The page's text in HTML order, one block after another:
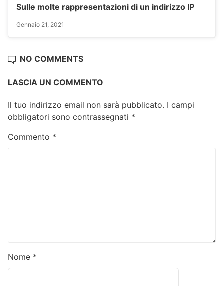
Sulle molte rappresentazioni di un indirizzo IP
Gennaio 21, 2021
NO COMMENTS
LASCIA UN COMMENTO
Il tuo indirizzo email non sarà pubblicato. I campi
obbligatori sono contrassegnati *
Commento *
Nome *